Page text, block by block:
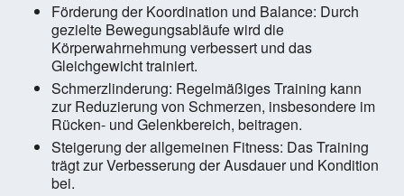
Förderung der Koordination und Balance: Durch
gezielte Bewegungsabläufe wird die
Körperwahrnehmung verbessert und das
Gleichgewicht trainiert.
Schmerzlinderung: Regelmäßiges Training kann
zur Reduzierung von Schmerzen, insbesondere im
Rücken- und Gelenkbereich, beitragen.
Steigerung der allgemeinen Fitness: Das Training
trägt zur Verbesserung der Ausdauer und Kondition
bei.